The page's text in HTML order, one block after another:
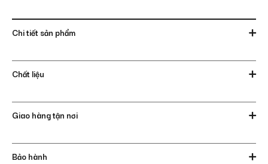
Chi tiết sản phẩm
Chất liệu
Giao hàng tận nơi
Bảo hành